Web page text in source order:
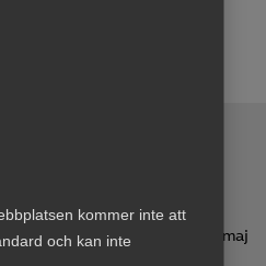
kommer inte att
och kan inte
22 maj